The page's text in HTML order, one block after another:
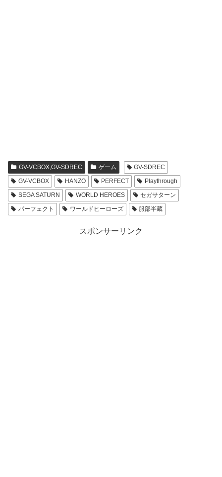
GV-VCBOX,GV-SDREC ゲーム
GV-SDREC
GV-VCBOX
HANZO PERFECT
Playthrough
SEGA SATURN
WORLD HEROES
セガサターン
パーフェクト
ワールドヒーローズ 服部半蔵
スポンサーリンク